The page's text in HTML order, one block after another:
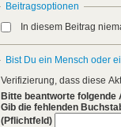
Beitragsoptionen
In diesem Beitrag
Bist Du ein Mensch oder
Verifizierung, dass diese
Bitte beantworte folgende
Gib die fehlenden
(Pflichtfeld)